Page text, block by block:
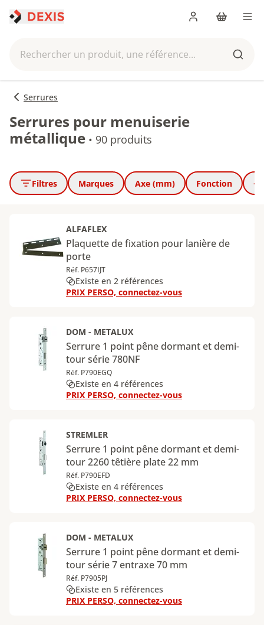
Rechercher un produit, une référence...
Panier
Serrures
Serrures pour menuiserie
métallique • 90 produits
Filtres Marques Axe (mm) Fonction +
ALFAFLEX
Plaquette de fixation pour lanière de
porte
Réf. P657IJT
Existe en 2 références
PRIX PERSO, connectez-vous
DOM - METALUX
Serrure 1 point pêne dormant et demi-
tour série 780NF
Réf. P790EGQ
Existe en 4 références
PRIX PERSO, connectez-vous
STREMLER
Serrure 1 point pêne dormant et demi-
tour 2260 têtière plate 22 mm
Réf. P790EFD
Existe en 4 références
PRIX PERSO, connectez-vous
DOM - METALUX
Serrure 1 point pêne dormant et demi-
tour série 7 entraxe 70 mm
Réf. P7905PJ
Existe en 5 références
PRIX PERSO, connectez-vous